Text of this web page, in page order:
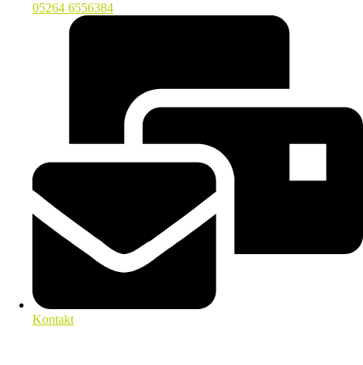
05264 6556384
Kontakt